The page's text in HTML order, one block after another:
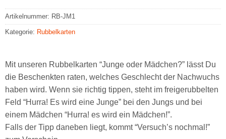
Artikelnummer: RB-JM1
Kategorie: Rubbelkarten
Mit unseren Rubbelkarten “Junge oder Mädchen?” lässt Du
die Beschenkten raten, welches Geschlecht der Nachwuchs
haben wird. Wenn sie richtig tippen, steht im freigerubbelten
Feld “Hurra! Es wird eine Junge” bei den Jungs und bei
einem Mädchen “Hurra! es wird ein Mädchen!”.
Falls der Tipp daneben liegt, kommt “Versuch’s nochmal!”